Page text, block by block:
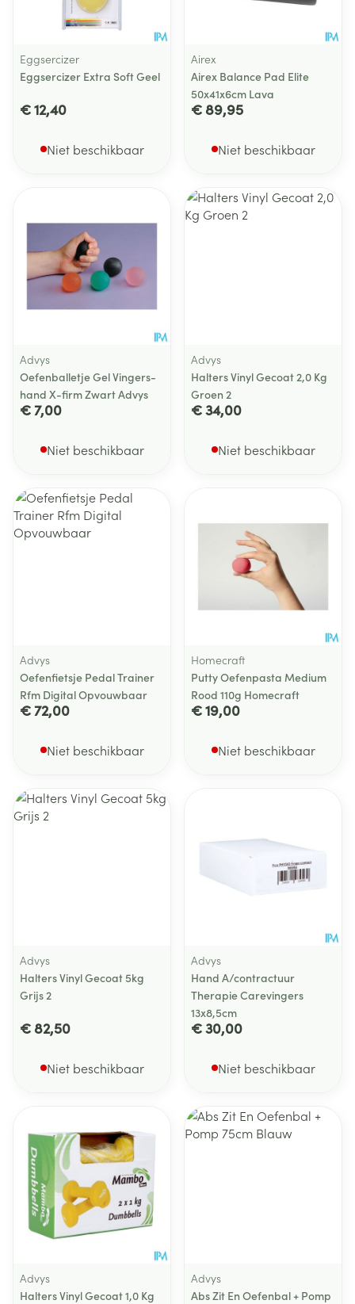
Eggsercizer
Eggsercizer Extra Soft Geel
€ 12,40
Niet beschikbaar
Airex
Airex Balance Pad Elite
50x41x6cm Lava
€ 89,95
Niet beschikbaar
Advys
Oefenballetje Gel Vingers-
hand X-firm Zwart Advys
€ 7,00
Niet beschikbaar
Advys
Halters Vinyl Gecoat 2,0 Kg
Groen 2
€ 34,00
Niet beschikbaar
Advys
Oefenfietsje Pedal Trainer
Rfm Digital Opvouwbaar
€ 72,00
Niet beschikbaar
Homecraft
Putty Oefenpasta Medium
Rood 110g Homecraft
€ 19,00
Niet beschikbaar
Advys
Halters Vinyl Gecoat 5kg
Grijs 2
€ 82,50
Niet beschikbaar
Advys
Hand A/contractuur
Therapie Carevingers
13x8,5cm
€ 30,00
Niet beschikbaar
Advys
Halters Vinyl Gecoat 1,0 Kg
Advys
Abs Zit En Oefenbal + Pomp